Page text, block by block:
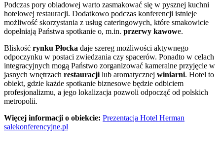
Podczas pory obiadowej warto zasmakować się w pysznej kuchni
hotelowej restauracji. Dodatkowo podczas konferencji istnieje
możliwość skorzystania z usług cateringowych, które smakowicie
dopełniają Państwa spotkanie o, m.in. przerwy kawowe.
Bliskość rynku Płocka daje szereg możliwości aktywnego
odpoczynku w postaci zwiedzania czy spacerów. Ponadto w celach
integracyjnych mogą Państwo zorganizować kameralne przyjęcie w
jasnych wnętrzach restauracji lub aromatycznej winiarni. Hotel to
obiekt, gdzie każde spotkanie biznesowe będzie odbiciem
profesjonalizmu, a jego lokalizacja pozwoli odpocząć od polskich
metropolii.
Więcej informacji o obiekcie: Prezentacja Hotel Herman
salekonferencyjne.pl